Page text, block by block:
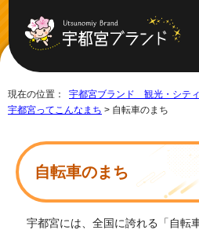
現在の位置： 宇都宮ブランド 観光・シテ
宇都宮ってこんなまち > 自転車のまち
自転車のまち
宇都宮には、全国に誇れる「自転